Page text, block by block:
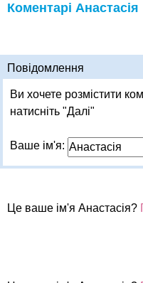
Коментарі Анастасія
Повідомлення
Ви хочете розмістити
натисніть "Далі"
Ваше ім'я:
Це ваше ім'я Анастасія?